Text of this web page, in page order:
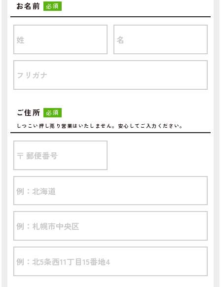
お名前 必須
ご住所 必須
しつこい押し売り営業はいたしません。安心してご入力ください。